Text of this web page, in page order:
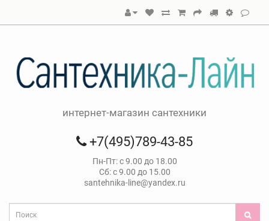
интернет-магазин сантехники
+7(495)789-43-85
Пн-Пт: с 9.00 до 18.00
Сб: с 9.00 до 15.00
santehnika-line@yandex.ru